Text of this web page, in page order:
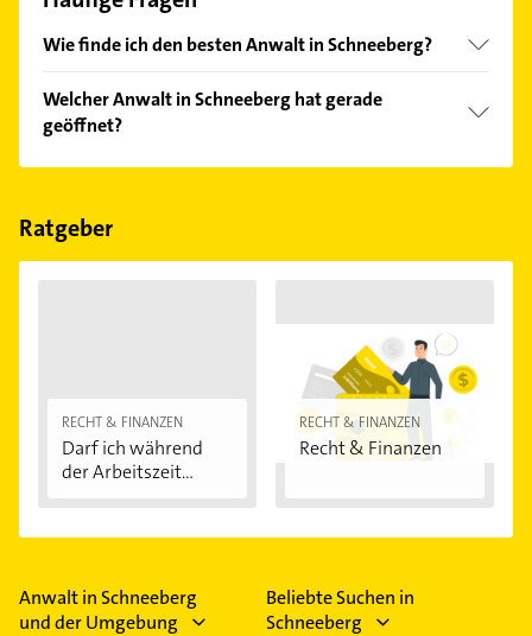
Wie finde ich den besten Anwalt in Schneeberg?
Kundenmeinungen und profitieren Sie von den
Empfehlungen. Die Suchergebnisse können Sie sich
einfach nachBewertungensortiert anzeigen lassen.
Welcher Anwalt in Schneeberg hat gerade
geöffnet?
Im Anbieter-Bereich finden Sie alleÖffnungszeiten.
Feiertagen abweichen können.
Ratgeber
RECHT & FINANZEN
Darf ich während
der Arbeitszeit...
RECHT & FINANZEN
Recht & Finanzen
Anwalt in Schneeberg
und der Umgebung
Beliebte Suchen in
Schneeberg